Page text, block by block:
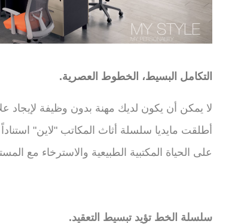
التكامل البسيط، الخطوط العصرية.
لا يمكن أن يكون لديك مهنة بدون وظيفة لإيجاد
أطلقت مايديا سلسلة أثاث المكاتب "لاين"
على الحياة المكتبية الطبيعية والاسترخاء مع
سلسلة الخط تؤيد تبسيط التعقيد.